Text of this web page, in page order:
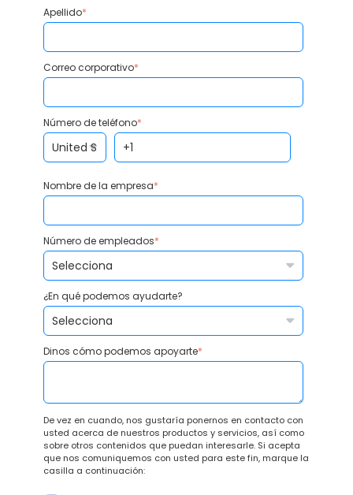
Apellido*
Correo corporativo*
Número de teléfono*
Nombre de la empresa*
Número de empleados*
¿En qué podemos ayudarte?
Dinos cómo podemos apoyarte*
De vez en cuando, nos gustaría ponernos en contacto con
usted acerca de nuestros productos y servicios, así como
sobre otros contenidos que puedan interesarle. Si acepta
que nos comuniquemos con usted para este fin, marque la
casilla a continuación: